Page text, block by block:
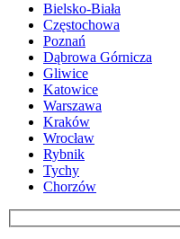
Bielsko-Biała
Częstochowa
Poznań
Dąbrowa Górnicza
Gliwice
Katowice
Warszawa
Kraków
Wrocław
Rybnik
Tychy
Chorzów